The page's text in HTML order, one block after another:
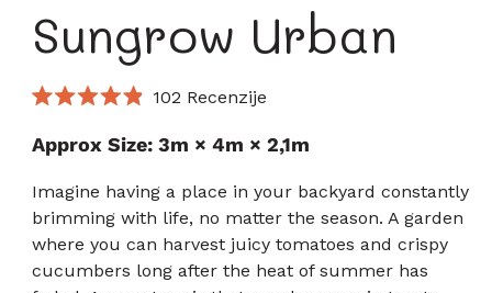
Sungrow Urban
s
4.9
5
zvjezdica
102 RecenzijeKliknite
pomicanje
recenzije
Approx Size: 3m × 4m × 2,1m
Imagine having a place in your backyard constantly
brimming with life, no matter the season. A garden
where you can harvest juicy tomatoes and crispy
cucumbers long after the heat of summer has